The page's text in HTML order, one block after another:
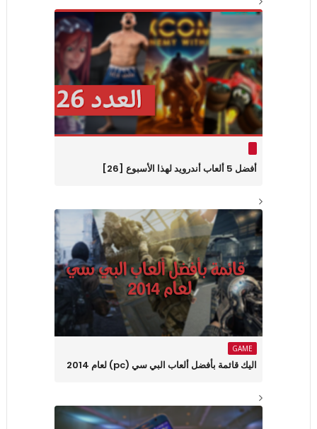
أفضل 5 ألعاب أندرويد لهذا الأسبوع [26]
GAME
اليك قائمة بأفضل ألعاب البي سي (pc) لعام 2014